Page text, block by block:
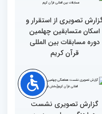
بین‌المللی قرآن/انسجام بین
برادران اهل تشیع و تسنن
در این دوره مشهود است
مسابقات بین‌المللی قرآن
کریم